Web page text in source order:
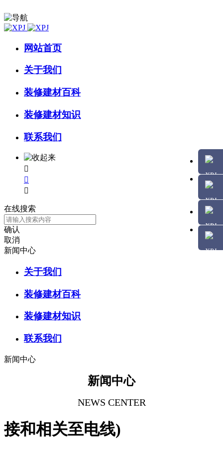
网站首页
关于我们
装修建材百科
装修建材知识
联系我们



在线搜索
确认
取消
新闻中心
关于我们
装修建材百科
装修建材知识
联系我们
新闻中心
新闻中心
NEWS CENTER
接和相关至电线)